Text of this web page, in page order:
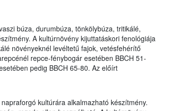
búza, durumbúza, tönkölybúza, tritikálé,
A kultúrnövény kijuttatáskori fenológiája
növényeknél levéltetű fajok, vetésfehérítő
repce-fénybogár esetében BBCH 51-
pedig BBCH 65-80. Az előírt
kultúrára alkalmazható készítmény.